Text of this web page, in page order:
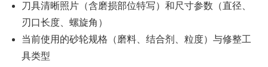
刀具清晰照片（含磨损部位特写）和尺寸参数（直径、
刃口长度、螺旋角）
当前使用的砂轮规格（磨料、结合剂、粒度）与修整工
具类型